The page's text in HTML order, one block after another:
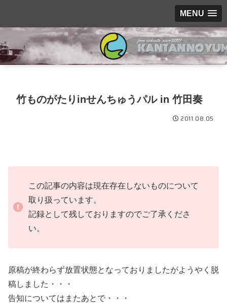
MENU
竹ものがたりinせんちゅうパル in 竹田奏
2011.08.05
この記事の内容は現在存在しないものについて
取り扱っています。
記録として残しておりますのでご了承くださ
い。
原稿が終わらず放置状態となっておりましたがようやく脱
稿しました・・・
告知についてはまたあとで・・・